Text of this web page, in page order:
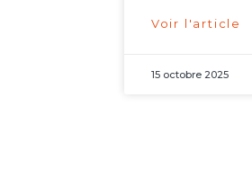
Voir l'article
15 octobre 2025